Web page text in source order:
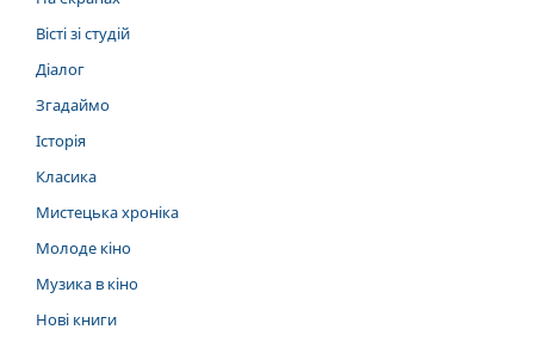
Вісті зі студій
Діалог
Згадаймо
Історія
Класика
Мистецька хроніка
Молоде кіно
Музика в кіно
Нові книги